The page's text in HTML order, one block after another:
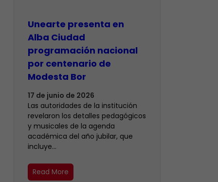
​Unearte presenta en
Alba Ciudad
programación nacional
por centenario de
Modesta Bor
17 de junio de 2026
Las autoridades de la institución
revelaron los detalles pedagógicos
y musicales de la agenda
académica del año jubilar, que
incluye…
Read More